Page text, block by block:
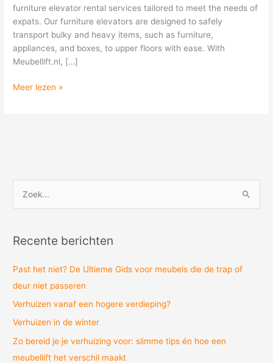
furniture elevator rental services tailored to meet the needs of
expats. Our furniture elevators are designed to safely
transport bulky and heavy items, such as furniture,
appliances, and boxes, to upper floors with ease. With
Meubellift.nl, […]
Meer lezen »
k
:
Recente berichten
Past het niet? De Ultieme Gids voor meubels die de trap of
deur niet passeren
Verhuizen vanaf een hogere verdieping?
Verhuizen in de winter
Zo bereid je je verhuizing voor: slimme tips én hoe een
meubellift het verschil maakt